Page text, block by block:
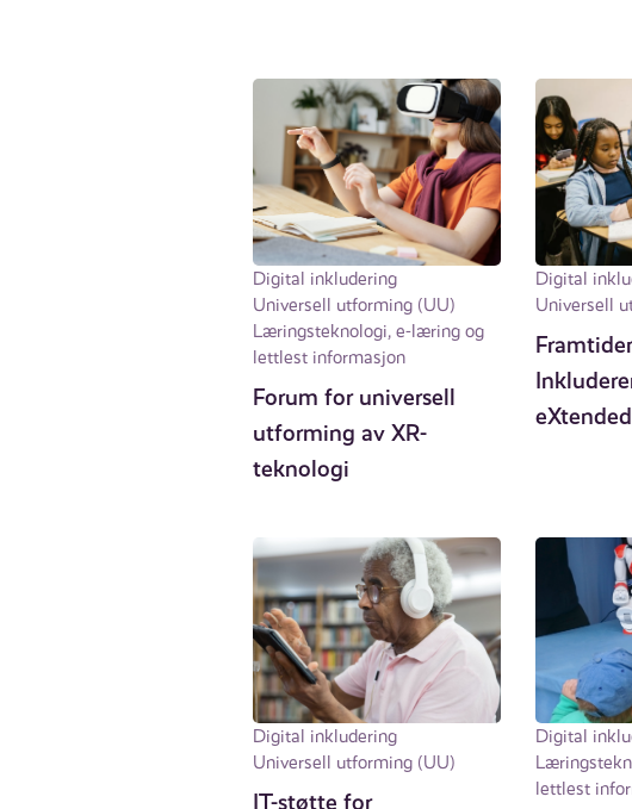
Digital inkludering
Universell utforming (UU)
Læringsteknologi, e-læring og
lettlest informasjon
Forum for universell
utforming av XR-
teknologi
Digital
Universell
Digital inkludering
Universell utforming (UU)
IT-støtte for
Digital
lettlest